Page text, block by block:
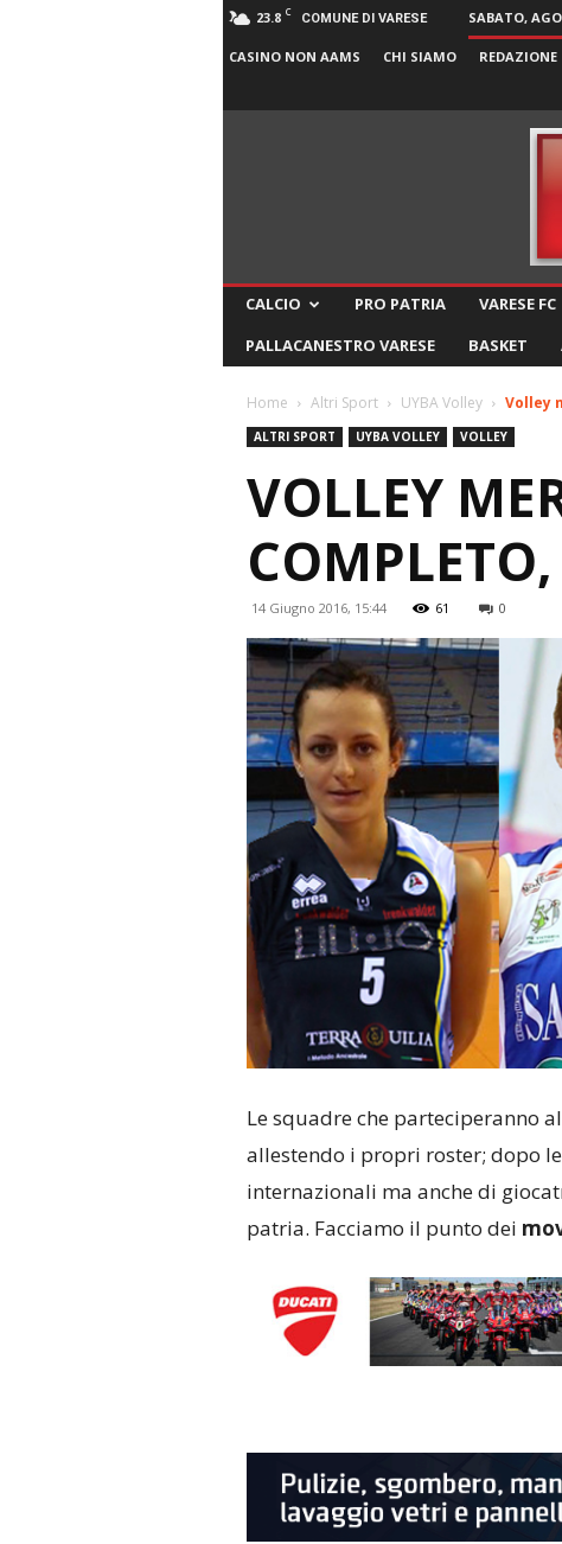
23.8 C COMUNE DI VARESE SABATO,
CASINO NON AAMS CHI SIAMO REDAZIONE
CALCIO PRO PATRIA VARESE FC
PALLACANESTRO VARESE
BASKET
Home Altri Sport UYBA Volley Volley
ALTRI SPORT UYBA VOLLEY VOLLEY
VOLLEY
14 Giugno 2016, 15:44 61 0
Le squadre che parteciperanno
allestendo i propri roster; dopo
internazionali ma anche di
patria. Facciamo il punto dei